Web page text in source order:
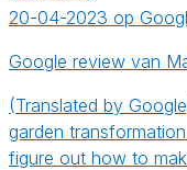
20-04-2023 op
Google review van
(Translated by
garden
figure out how to